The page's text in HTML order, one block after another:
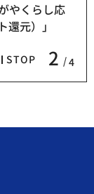
STOP 2 4
やくらし応
元）」